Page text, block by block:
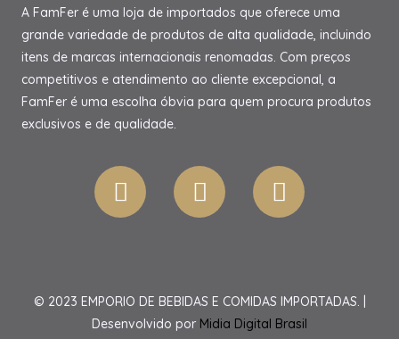
A FamFer é uma loja de importados que oferece uma
grande variedade de produtos de alta qualidade, incluindo
itens de marcas internacionais renomadas. Com preços
competitivos e atendimento ao cliente excepcional, a
FamFer é uma escolha óbvia para quem procura produtos
exclusivos e de qualidade.
© 2023 EMPORIO DE BEBIDAS E COMIDAS IMPORTADAS. |
Desenvolvido por Midia Digital Brasil